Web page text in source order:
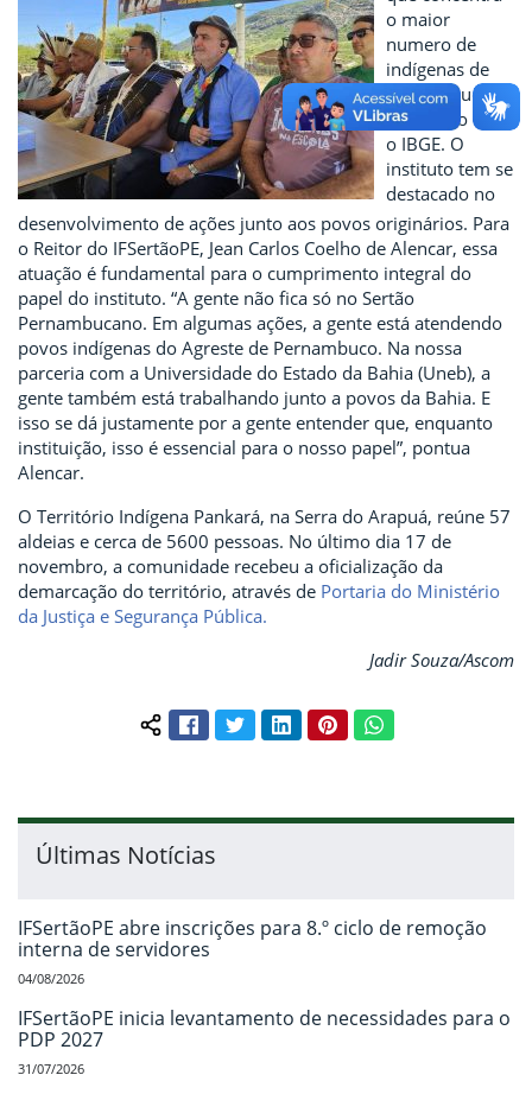
o maior
numero de
indígenas de
Pernambuco,
de acordo com
o IBGE. O
instituto tem se
destacado no
desenvolvimento de ações junto aos povos originários. Para
o Reitor do IFSertãoPE, Jean Carlos Coelho de Alencar, essa
atuação é fundamental para o cumprimento integral do
papel do instituto. “A gente não fica só no Sertão
Pernambucano. Em algumas ações, a gente está atendendo
povos indígenas do Agreste de Pernambuco. Na nossa
parceria com a Universidade do Estado da Bahia (Uneb), a
gente também está trabalhando junto a povos da Bahia. E
isso se dá justamente por a gente entender que, enquanto
instituição, isso é essencial para o nosso papel”, pontua
Alencar.
O Território Indígena Pankará, na Serra do Arapuá, reúne 57
aldeias e cerca de 5600 pessoas. No último dia 17 de
novembro, a comunidade recebeu a oficialização da
demarcação do território, através de Portaria do Ministério
da Justiça e Segurança Pública.
Jadir Souza/Ascom
Compartilhar conteúdo:
FacebookTwitterLinkedInPinterestWhatsApp
Últimas Notícias
IFSertãoPE abre inscrições para 8.º ciclo de remoção
interna de servidores
04/08/2026
IFSertãoPE inicia levantamento de necessidades para o
PDP 2027
31/07/2026